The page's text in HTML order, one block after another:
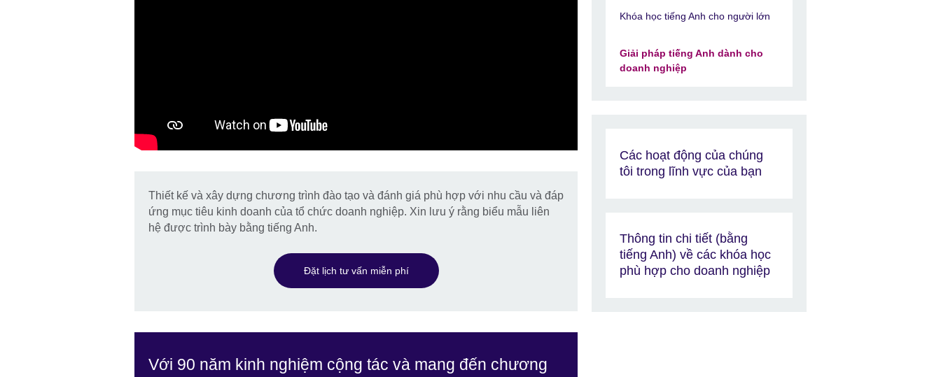
Thiết kế và xây dựng chương trình đào tạo và đánh giá phù hợp với nhu cầu và đáp
ứng mục tiêu kinh doanh của tổ chức doanh nghiệp. Xin lưu ý rằng biểu mẫu liên
hệ được trình bày bằng tiếng Anh.
Đặt lịch tư vấn miễn phí
Với 90 năm kinh nghiệm cộng tác và mang đến chương
Khóa học tiếng Anh cho người lớn
Giải pháp tiếng Anh dành cho
doanh nghiệp
Các hoạt động của chúng
tôi trong lĩnh vực của bạn
Thông tin chi tiết (bằng
tiếng Anh) về các khóa học
phù hợp cho doanh nghiệp